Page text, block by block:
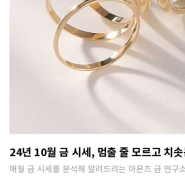
24년 10월 금 시세, 멈출 줄 모르고 치
매월 금 시세를 분석해 알려드리는 아몬즈 금 연구